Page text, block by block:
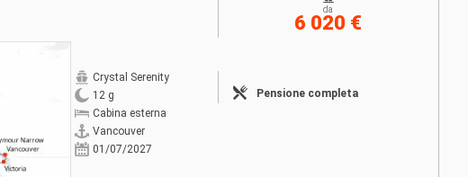
Crystal Serenity
12 g
Cabina esterna
Vancouver
01/07/2027
Pensione completa
da
6 020 €